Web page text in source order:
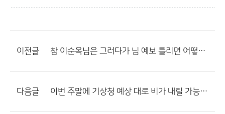
이전글 참 이순옥님은 그러다가 님 예보 틀리면 어떻하실려고?????
다음글 이번 주말에 기상청 예상 대로 비가 내릴 가능성 높겠네요?